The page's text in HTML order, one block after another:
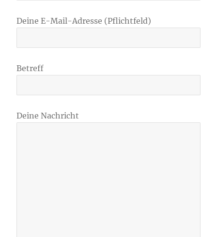
Deine E-Mail-Adresse (Pflichtfeld)
Betreff
Deine Nachricht